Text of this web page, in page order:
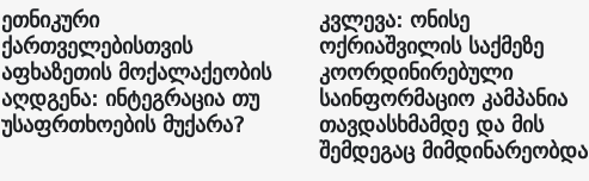
ეთნიკური
ქართველებისთვის
აფხაზეთის მოქალაქეობის
აღდგენა: ინტეგრაცია თუ
უსაფრთხოების მუქარა?
კვლევა: ონისე
ოქრიაშვილის საქმეზე
კოორდინირებული
საინფორმაციო კამპანია
თავდასხმამდე და მის
შემდეგაც მიმდინარეობდა